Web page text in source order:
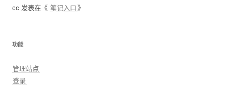
cc 发表在《 笔记入口 》
功能
管理站点
登录